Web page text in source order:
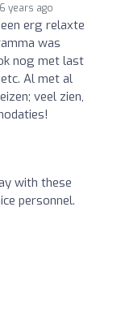
6 years ago
erg relaxte
was
nog met last
Al met al
veel zien,
with these
personnel.